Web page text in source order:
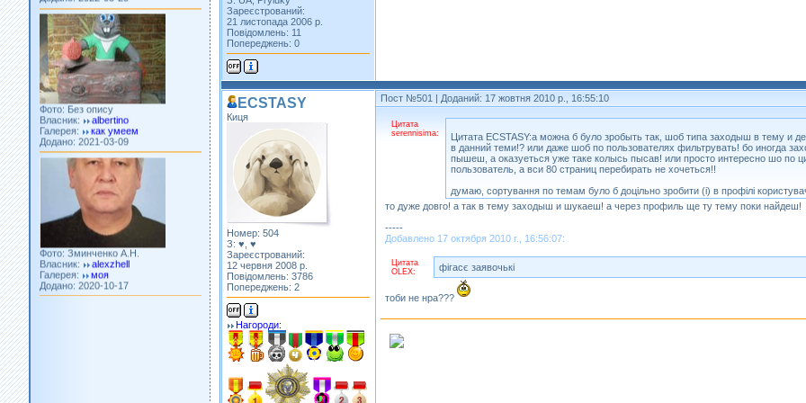
Фото: Без опису
Власник:
albertino
Галерея:
как умеем
Додано: 2021-03-09
Фото: Зминченко А.Н.
alexzhell
Додано: 2020-10-17
Зареєстрований:
21 листопада 2006 р.
Повідомлень: 11
Попереджень: 0
ECSTASY
Киця
Номер: 504
З: ♥, ♥
Зареєстрований:
12 червня 2008 р.
Повідомлень: 3786
Попереджень: 2
Нагороди:
Пост №501 | Доданий: 17 жовтня 2010 р., 16:55:10
Цитата
serennisima:
Цитата ECSTASY:а можна б було зробыть так, шоб типа заходыш в тему и
в данний теми!? или даже шоб по пользователях фильтрувать! бо иногда
пышеш, а оказуеться уже таке колысь пысав! или просто интересно шо по
пользователь, а вси 80 страниц перебирать не хочеться!!
думаю, сортування по темам було б доцільно зробити (і) в профілі
то дуже довго! а так в тему заходыш и шукаеш! а через профиль ще ту тему поки найдеш!
-----
Добавлено 17 октября 2010 г., 16:56:07:
Цитата
OLEX:
фігасє заявочькі
тоби не нра???